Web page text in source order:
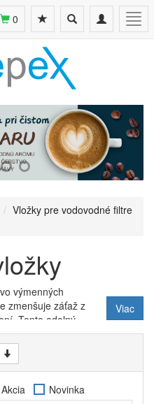
Toggle
navigation
Toggle
search
0
Vložky pre vodovodné filtre
výmenných
zmenšuje záťaž z
Tento odolný
ktoré tu vznikli
je veľmi
potrubím a pri
Viac
Akcia Novinka